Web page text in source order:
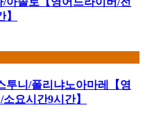
투니/폴리냐노아마레【영
요시간9시간】